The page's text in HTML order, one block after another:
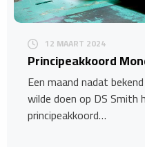
12 MAART 2024
Principeakkoord
Een maand nadat
wilde doen op DS Smith
principeakkoord…